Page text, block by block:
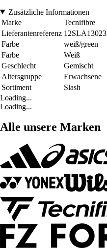
Zusätzliche Informationen
Marke
Tecnifibre
Lieferantenreferenz 12SLA13023
Farbe
weiß/green
Farbe
Weiß
Geschlecht
Gemischt
Altersgruppe
Erwachsene
Sortiment
Slash
Loading...
Loading...
Alle unsere Marken